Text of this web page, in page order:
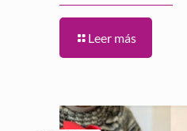
Leer más